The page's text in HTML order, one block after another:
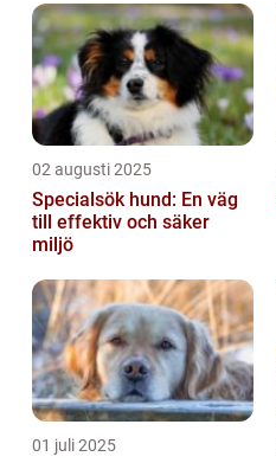
02 augusti 2025
Specialsök hund: En väg
till effektiv och säker
miljö
01 juli 2025